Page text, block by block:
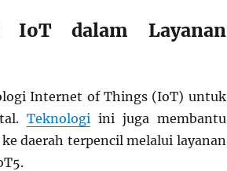
IoT dalam Layanan
Internet of Things (IoT) untuk
Teknologiini juga membantu
daerah terpencil melalui layanan
5.